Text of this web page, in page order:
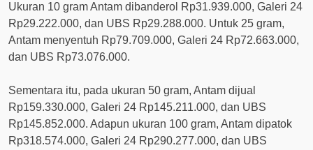
Ukuran 10 gram Antam dibanderol Rp31.939.000, Galeri 24
Rp29.222.000, dan UBS Rp29.288.000. Untuk 25 gram,
Antam menyentuh Rp79.709.000, Galeri 24 Rp72.663.000,
dan UBS Rp73.076.000.
Sementara itu, pada ukuran 50 gram, Antam dijual
Rp159.330.000, Galeri 24 Rp145.211.000, dan UBS
Rp145.852.000. Adapun ukuran 100 gram, Antam dipatok
Rp318.574.000, Galeri 24 Rp290.277.000, dan UBS